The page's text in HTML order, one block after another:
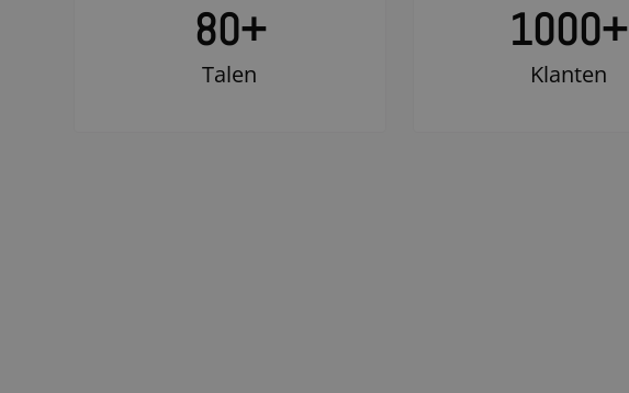
80+
Talen
1000+
Klanten